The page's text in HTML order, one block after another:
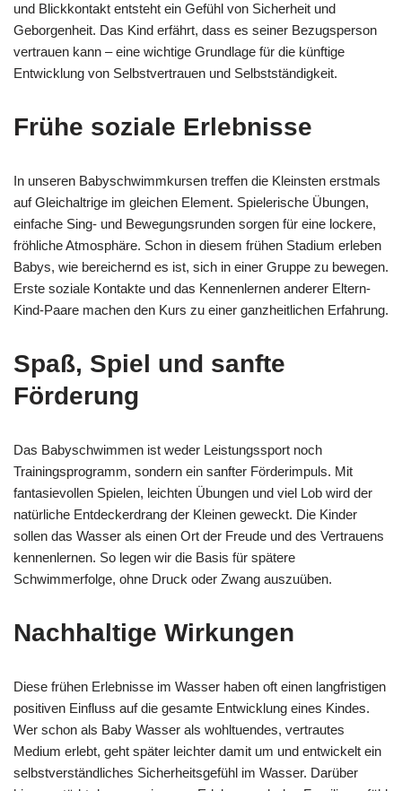
und Blickkontakt entsteht ein Gefühl von Sicherheit und
Geborgenheit. Das Kind erfährt, dass es seiner Bezugsperson
vertrauen kann – eine wichtige Grundlage für die künftige
Entwicklung von Selbstvertrauen und Selbstständigkeit.
Frühe soziale Erlebnisse
In unseren Babyschwimmkursen treffen die Kleinsten erstmals
auf Gleichaltrige im gleichen Element. Spielerische Übungen,
einfache Sing- und Bewegungsrunden sorgen für eine lockere,
fröhliche Atmosphäre. Schon in diesem frühen Stadium erleben
Babys, wie bereichernd es ist, sich in einer Gruppe zu bewegen.
Erste soziale Kontakte und das Kennenlernen anderer Eltern-
Kind-Paare machen den Kurs zu einer ganzheitlichen Erfahrung.
Spaß, Spiel und sanfte
Förderung
Das Babyschwimmen ist weder Leistungssport noch
Trainingsprogramm, sondern ein sanfter Förderimpuls. Mit
fantasievollen Spielen, leichten Übungen und viel Lob wird der
natürliche Entdeckerdrang der Kleinen geweckt. Die Kinder
sollen das Wasser als einen Ort der Freude und des Vertrauens
kennenlernen. So legen wir die Basis für spätere
Schwimmerfolge, ohne Druck oder Zwang auszuüben.
Nachhaltige Wirkungen
Diese frühen Erlebnisse im Wasser haben oft einen langfristigen
positiven Einfluss auf die gesamte Entwicklung eines Kindes.
Wer schon als Baby Wasser als wohltuendes, vertrautes
Medium erlebt, geht später leichter damit um und entwickelt ein
selbstverständliches Sicherheitsgefühl im Wasser. Darüber